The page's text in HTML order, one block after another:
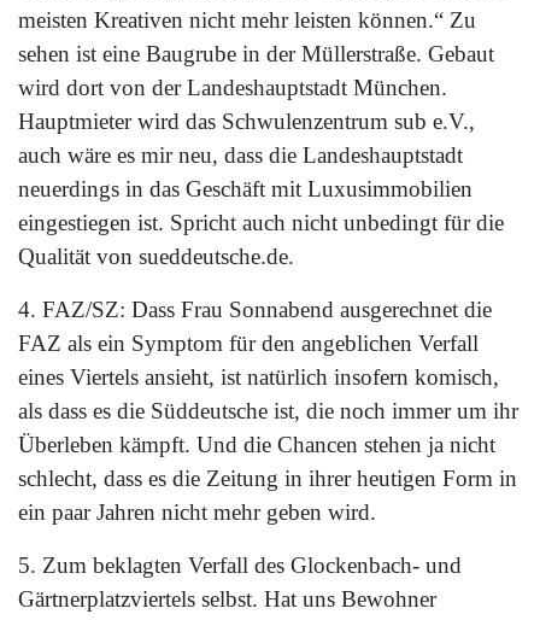
meisten Kreativen nicht mehr leisten können.“ Zu
sehen ist eine Baugrube in der Müllerstraße. Gebaut
wird dort von der Landeshauptstadt München.
Hauptmieter wird das Schwulenzentrum sub e.V.,
auch wäre es mir neu, dass die Landeshauptstadt
neuerdings in das Geschäft mit Luxusimmobilien
eingestiegen ist. Spricht auch nicht unbedingt für die
Qualität von sueddeutsche.de.
4. FAZ/SZ: Dass Frau Sonnabend ausgerechnet die
FAZ als ein Symptom für den angeblichen Verfall
eines Viertels ansieht, ist natürlich insofern komisch,
als dass es die Süddeutsche ist, die noch immer um ihr
Überleben kämpft. Und die Chancen stehen ja nicht
schlecht, dass es die Zeitung in ihrer heutigen Form in
ein paar Jahren nicht mehr geben wird.
5. Zum beklagten Verfall des Glockenbach- und
Gärtnerplatzviertels selbst. Hat uns Bewohner